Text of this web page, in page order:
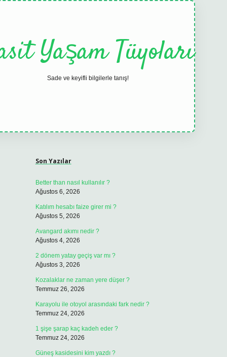
Yaşam Tüyoları
Sade ve keyifli bilgilerle tanış!
Son Yazılar
Better than nasıl kullanılır ?
Ağustos 6, 2026
Katılım hesabı faize girer mi ?
Ağustos 5, 2026
Avangard akımı nedir ?
Ağustos 4, 2026
2 dönem yatay geçiş var mı ?
Ağustos 3, 2026
Kozalaklar ne zaman yere düşer ?
Temmuz 26, 2026
Karayolu ile otoyol arasındaki fark nedir ?
Temmuz 24, 2026
1 şişe şarap kaç kadeh eder ?
Temmuz 24, 2026
Güneş kasidesini kim yazdı ?